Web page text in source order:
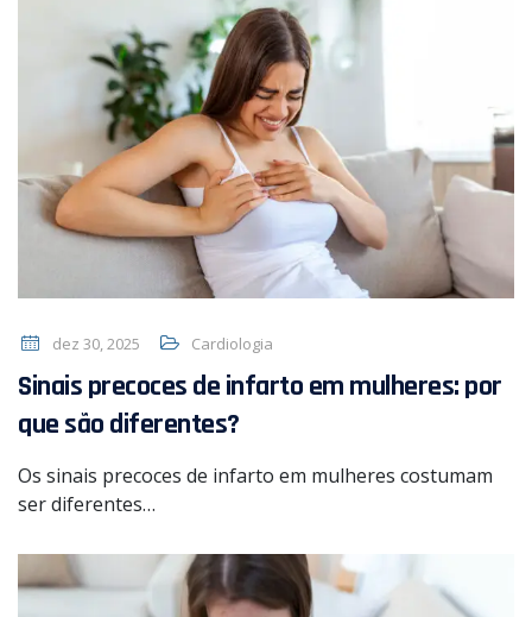
dez 30, 2025 Cardiologia
Sinais precoces de infarto em mulheres: por
que são diferentes?
Os sinais precoces de infarto em mulheres costumam
ser diferentes…